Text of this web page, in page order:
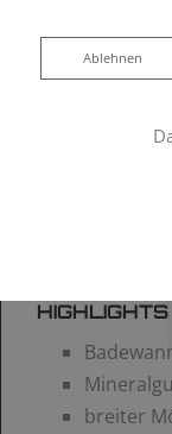
HIGHLIGHTS
breiter
Ablehnen
Ablehnen